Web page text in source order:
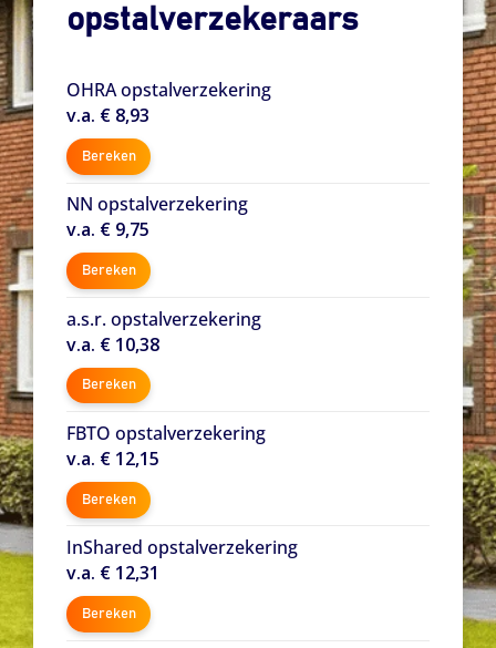
opstalverzekeraars
OHRA opstalverzekering
v.a. € 8,93
Bereken
NN opstalverzekering
v.a. € 9,75
Bereken
a.s.r. opstalverzekering
v.a. € 10,38
Bereken
FBTO opstalverzekering
v.a. € 12,15
Bereken
InShared opstalverzekering
v.a. € 12,31
Bereken